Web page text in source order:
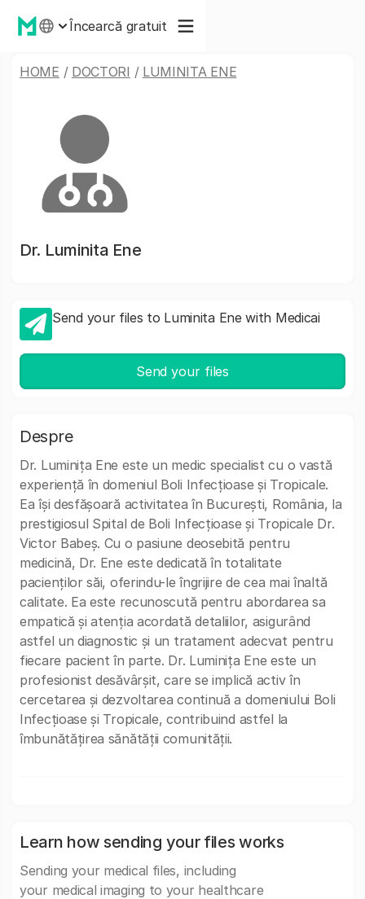
Încearcă gratuit
HOME / DOCTORI / LUMINITA ENE
Dr. Luminita Ene
Send your files to Luminita Ene with Medicai
Send your files
Despre
Dr. Luminița Ene este un medic specialist cu o vastă
experiență în domeniul Boli Infecțioase și Tropicale.
Ea își desfășoară activitatea în București, România, la
prestigiosul Spital de Boli Infecțioase și Tropicale Dr.
Victor Babeș. Cu o pasiune deosebită pentru
medicină, Dr. Ene este dedicată în totalitate
pacienților săi, oferindu-le îngrijire de cea mai înaltă
calitate. Ea este recunoscută pentru abordarea sa
empatică și atenția acordată detaliilor, asigurând
astfel un diagnostic și un tratament adecvat pentru
fiecare pacient în parte. Dr. Luminița Ene este un
profesionist desăvârșit, care se implică activ în
cercetarea și dezvoltarea continuă a domeniului Boli
Infecțioase și Tropicale, contribuind astfel la
îmbunătățirea sănătății comunității.
Learn how sending your files works
Sending your medical files, including
your medical imaging to your healthcare